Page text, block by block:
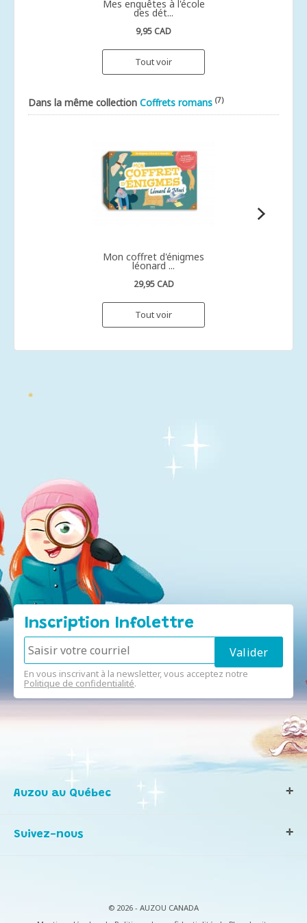
Mes enquêtes à l'école
des dét...
9,95 CAD
Tout voir
Dans la même collection Coffrets romans (7)
Mon coffret d'énigmes
léonard ...
29,95 CAD
Tout voir
Inscription Infolettre
En vous inscrivant à la newsletter, vous acceptez notre
Politique de confidentialité.
Auzou au Québec
Notre histoire
Infos consommateurs
Suivez-nous
© 2026 - AUZOU CANADA